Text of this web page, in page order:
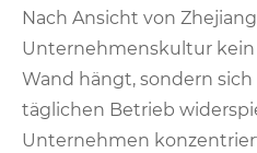
Nach Ansicht von
Unternehmenskultur kein
Wand hängt, sondern
täglichen Betrieb
Unternehmen